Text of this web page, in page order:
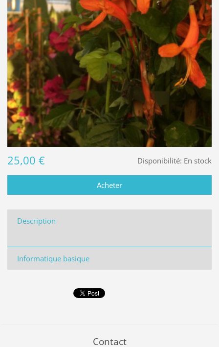
Disponibilité: En stock
25,00 €
Description
Informatique basique
Contact